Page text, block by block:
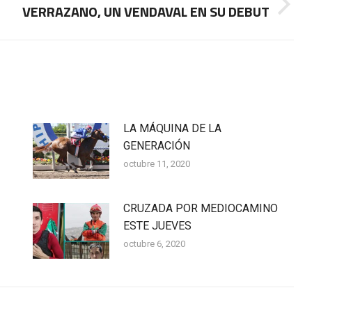
VERRAZANO, UN VENDAVAL EN SU DEBUT
LA MÁQUINA DE LA
GENERACIÓN
octubre 11, 2020
CRUZADA POR MEDIOCAMINO
ESTE JUEVES
octubre 6, 2020